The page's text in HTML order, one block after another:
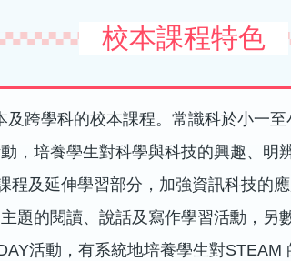
校本課程特色
跨學科的校本課程。常識科於小一
，培養學生對科學與科技的興趣、
程及延伸學習部分，加強資訊科技的
題的閱讀、說話及寫作學習活勳，另
活動，有系統地培養學生對